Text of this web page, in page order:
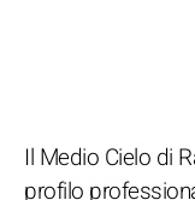
Il Medio Cielo di
profilo